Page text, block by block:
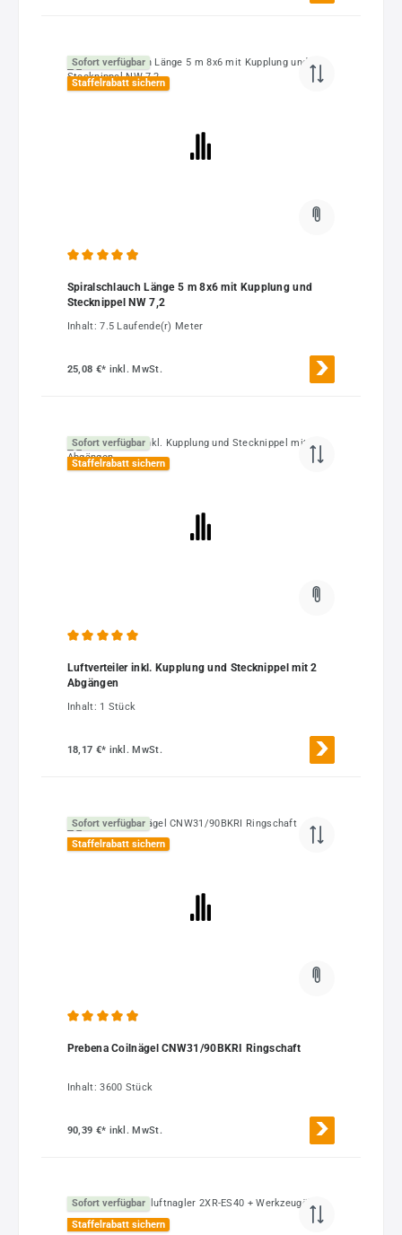
Sofort verfügbar
Staffelrabatt sichern
Spiralschlauch Länge 5 m 8x6 mit Kupplung und
Stecknippel NW 7,2
Inhalt:7.5 Laufende(r) Meter
25,08 €* inkl. MwSt.
Sofort verfügbar
Staffelrabatt sichern
Luftverteiler inkl. Kupplung und Stecknippel mit 2
Abgängen
Inhalt: 1 Stück
18,17 €* inkl. MwSt.
Sofort verfügbar
Staffelrabatt sichern
Prebena Coilnägel CNW31/90BKRI Ringschaft
Inhalt:3600 Stück
90,39 €* inkl. MwSt.
Sofort verfügbar
Staffelrabatt sichern